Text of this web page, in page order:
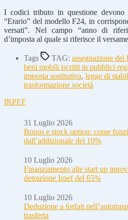
I codici tributo in questione devono
“Erario” del modello F24, in
versati”. Nel campo “anno di
d’imposta al quale si riferisce il
Tags TAG: assegnazione dei
beni mobili iscritti in pubblici
imposta sostitutiva, legge di
trasformazione società
IRPEF
31 Luglio 2026
Bonus e stock option: come
dall’addizionale del 10%
10 Luglio 2026
Finanziamento alle start up
detrazione Irpef del 65%
10 Luglio 2026
Deduzione a forfait
trasferta